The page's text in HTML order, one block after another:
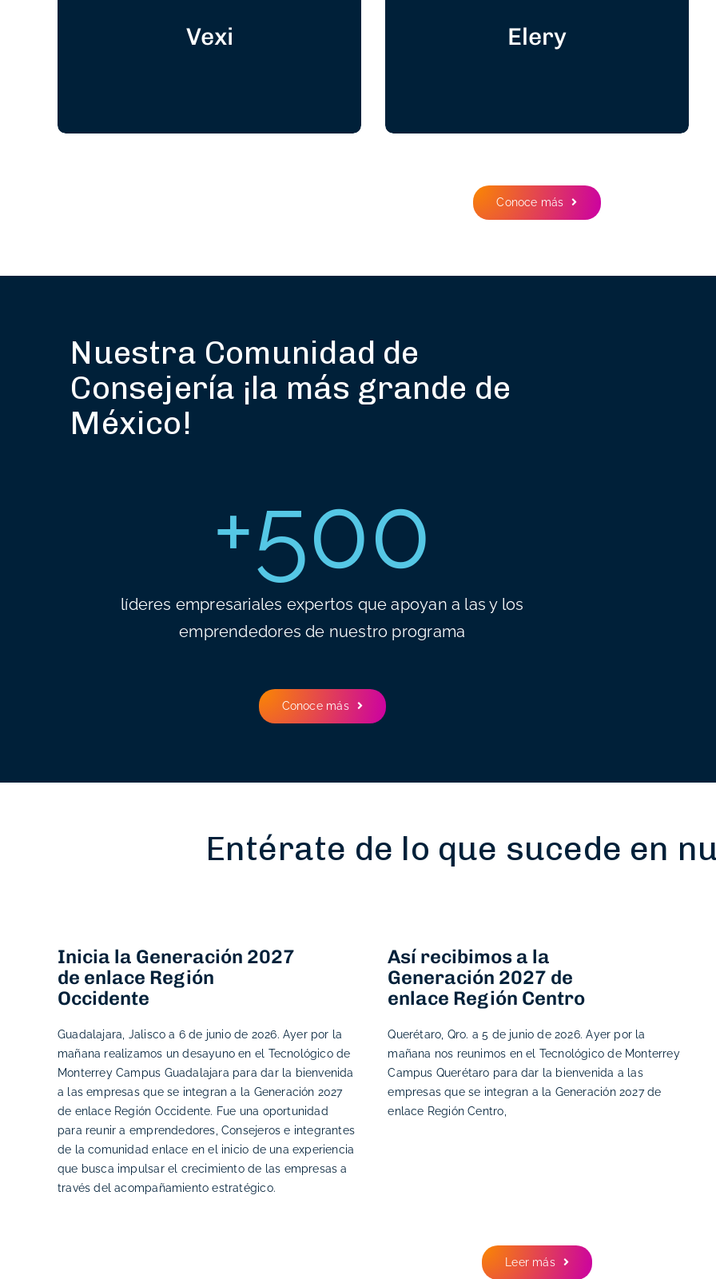
Vexi
Ronda de fondeo por 8 MDD Elery
Ventas ↑
285%
Conoce más
Nuestra Comunidad de
Consejería ¡la más grande de
México!
+500
líderes empresariales expertos que apoyan a las y los
emprendedores de nuestro programa
Conoce más
Entérate de lo que sucede en
Inicia la Generación 2027
de enlace Región
Occidente
Guadalajara, Jalisco a 6 de junio de 2026. Ayer por la
mañana realizamos un desayuno en el Tecnológico de
Monterrey Campus Guadalajara para dar la bienvenida
a las empresas que se integran a la Generación 2027
de enlace Región Occidente. Fue una oportunidad
para reunir a emprendedores, Consejeros e integrantes
de la comunidad enlace en el inicio de una experiencia
que busca impulsar el crecimiento de las empresas a
través del acompañamiento estratégico.
Así recibimos a la
Generación 2027 de
enlace Región Centro
Querétaro, Qro. a 5 de junio de 2026. Ayer por la
mañana nos reunimos en el Tecnológico de Monterrey
Campus Querétaro para dar la bienvenida a las
empresas que se integran a la Generación 2027 de
enlace Región Centro,
Leer más